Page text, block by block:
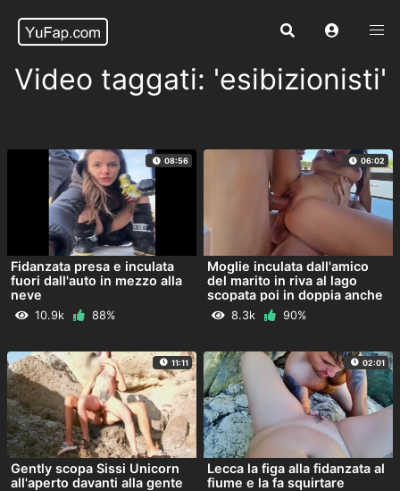
Video taggati: 'esibizionisti'
08:56
Fidanzata presa e inculata
fuori dall'auto in mezzo alla
neve
10.9k 88%
06:02
Moglie inculata dall'amico
del marito in riva al lago
scopata poi in doppia anche
col marito
8.3k 90%
11:11
Gently scopa Sissi Unicorn
all'aperto davanti alla gente
02:01
Lecca la figa alla fidanzata al
fiume e la fa squirtare